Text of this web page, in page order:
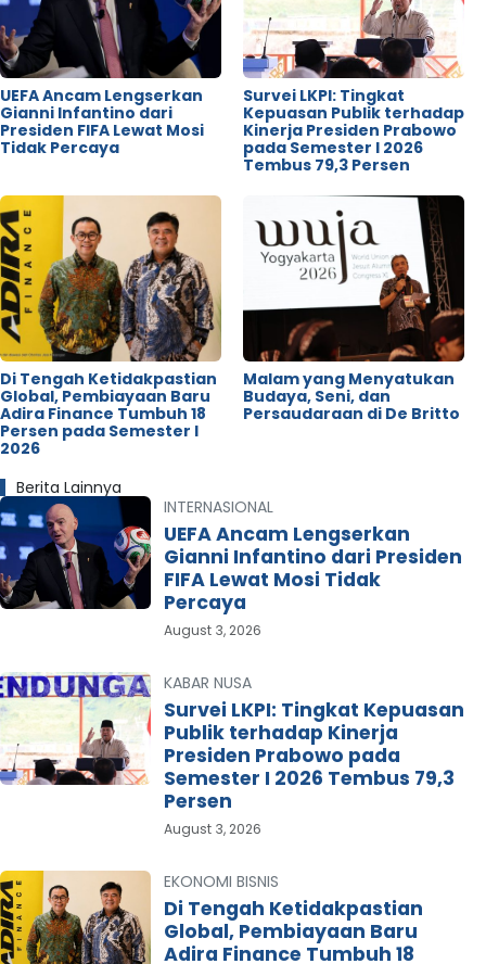
UEFA Ancam Lengserkan
Gianni Infantino dari
Presiden FIFA Lewat Mosi
Tidak Percaya
Survei LKPI: Tingkat
Kepuasan Publik terhadap
Kinerja Presiden Prabowo
pada Semester I 2026
Tembus 79,3 Persen
Di Tengah Ketidakpastian
Global, Pembiayaan Baru
Adira Finance Tumbuh 18
Persen pada Semester I
2026
Malam yang Menyatukan
Budaya, Seni, dan
Persaudaraan di De Britto
Berita Lainnya
INTERNASIONAL
UEFA Ancam Lengserkan
Gianni Infantino dari Presiden
FIFA Lewat Mosi Tidak
Percaya
August 3, 2026
KABAR NUSA
Survei LKPI: Tingkat Kepuasan
Publik terhadap Kinerja
Presiden Prabowo pada
Semester I 2026 Tembus 79,3
Persen
August 3, 2026
EKONOMI BISNIS
Di Tengah Ketidakpastian
Global, Pembiayaan Baru
Adira Finance Tumbuh 18